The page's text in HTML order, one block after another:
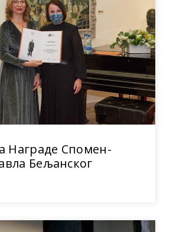
Награде Спомен-
Бељанског